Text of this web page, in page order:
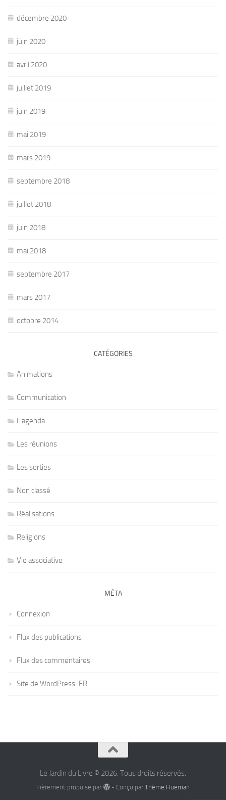
décembre 2020
juin 2020
avril 2020
juillet 2019
juin 2019
mai 2019
mars 2019
septembre 2018
juillet 2018
juin 2018
mai 2018
septembre 2017
mars 2017
octobre 2014
CATÉGORIES
Animations
Communication
L'agenda
Les réunions
Les sorties
Non classé
Réalisations
Religions
Vie associative
MÉTA
Connexion
Flux des publications
Flux des commentaires
Site de WordPress-FR
Le Jardin du Livre © 2026. Tous droits réservés.
Fièrement propulsé par - Conçu par Thème Hueman